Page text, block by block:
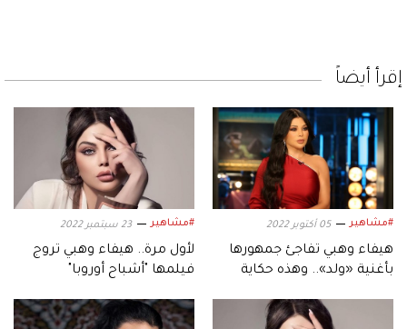
إقرأ أيضاً
#مشاهير 05 أكتوبر 2022
هيفاء وهبي تفاجئ جمهورها
بأغنية «ولد».. وهذه حكاية
#مشاهير 23 سبتمبر 2022
لأول مرة.. هيفاء وهبي تروج
فيلمها "أشباح أوروبا"